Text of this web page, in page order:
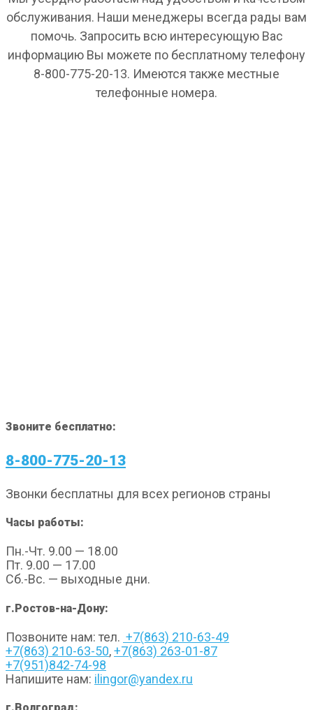
обслуживания. Наши менеджеры всегда рады вам
помочь. Запросить всю интересующую Вас
информацию Вы можете по бесплатному телефону
8-800-775-20-13. Имеются также местные
телефонные номера.
Звоните бесплатно:
8-800-775-20-13
Звонки бесплатны для всех регионов страны
Часы работы:
Пн.-Чт. 9.00 — 18.00
Пт. 9.00 — 17.00
Сб.-Вс. — выходные дни.
г.Ростов-на-Дону:
Позвоните нам: тел. +7(863) 210-63-49
+7(863) 210-63-50,+7(863) 263-01-87
+7(951)842-74-98
Напишите нам: ilingor@yandex.ru